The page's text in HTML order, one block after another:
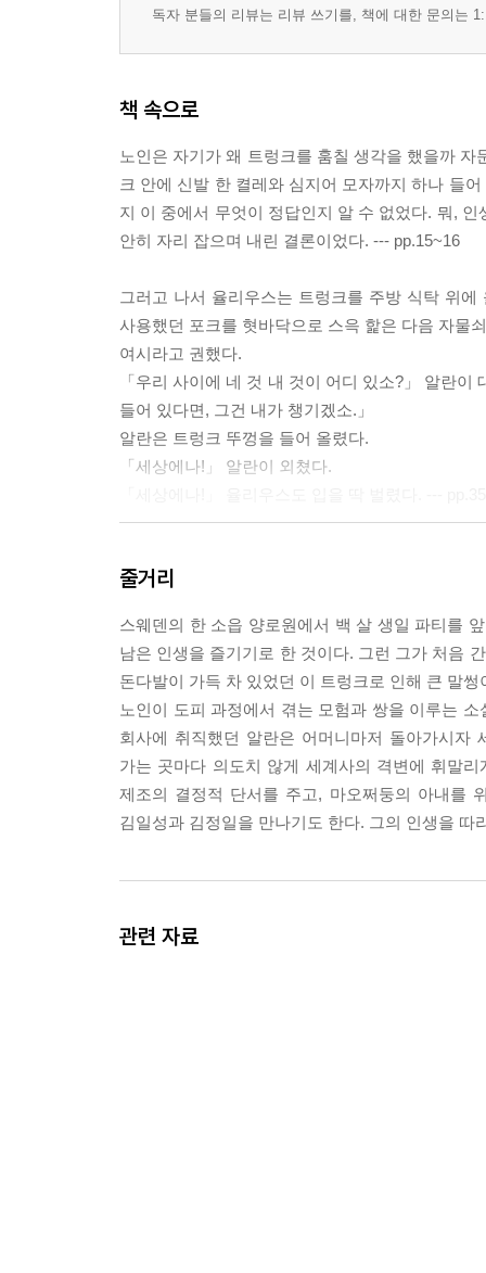
독자 분들의 리뷰는 리뷰 쓰기를, 책에 대한 문의는
책 속으로
노인은 자기가 왜 트렁크를 훔칠 생각을 했을까
크 안에 신발 한 켤레와 심지어 모자까지 하나 들
지 이 중에서 무엇이 정답인지 알 수 없었다. 뭐,
안히 자리 잡으며 내린 결론이었다. --- pp.15~16
그러고 나서 율리우스는 트렁크를 주방 식탁 위
사용했던 포크를 혓바닥으로 스윽 핥은 다음 자물
여시라고 권했다.
「우리 사이에 네 것 내 것이 어디 있소?」 알란
들어 있다면, 그건 내가 챙기겠소.」
알란은 트렁크 뚜껑을 들어 올렸다.
「세상에나!」 알란이 외쳤다.
거의 무아지경 상태에서 미합중국 대통령에게 자
게 전화를 거는 데 필요한 시간이었다.
첫째, 즉각 알란 칼손에게 외교관 여권을 발급할 것.
둘째, 칼손 씨가 조속히 귀국할 수 있게 조치할 것.
「하지만 이분은 주민 등록 번호도 없는걸요.」 제
「그 문제는 제3서기관이 알아서 해결하도록 하
「하지만 제4서기관 같은 것은 없는데요. 제5서
「그렇다면 결론이 뭐겠소?」 --- p.234
굴 이유는 전혀 없으니까. 그런 다음 위원장 동무
줄거리
스웨덴의 한 소읍 양로원에서 백 살 생일 파티를
남은 인생을 즐기기로 한 것이다. 그런 그가 처음
돈다발이 가득 차 있었던 이 트렁크로 인해 큰 말썽
노인이 도피 과정에서 겪는 모험과 쌍을 이루는
회사에 취직했던 알란은 어머니마저 돌아가시
가는 곳마다 의도치 않게 세계사의 격변에 휘말
제조의 결정적 단서를 주고, 마오쩌둥의 아내를
김일성과 김정일을 만나기도 한다. 그의 인생을
관련 자료